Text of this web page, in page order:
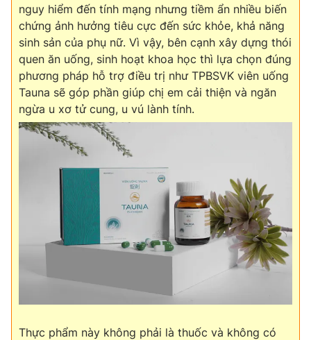
nguy hiểm đến tính mạng nhưng tiềm ẩn nhiều biến
chứng ảnh hưởng tiêu cực đến sức khỏe, khả năng
sinh sản của phụ nữ. Vì vậy, bên cạnh xây dựng thói
quen ăn uống, sinh hoạt khoa học thì lựa chọn đúng
phương pháp hỗ trợ điều trị như TPBSVK viên uống
Tauna sẽ góp phần giúp chị em cải thiện và ngăn
ngừa u xơ tử cung, u vú lành tính.
Thực phẩm này không phải là thuốc và không có